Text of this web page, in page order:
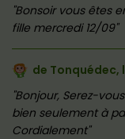
Bonsoir vous êtes
fille mercredi 12/09
de Tonquédec,
Bonjour, Serez-
bien seulement à
Cordialement